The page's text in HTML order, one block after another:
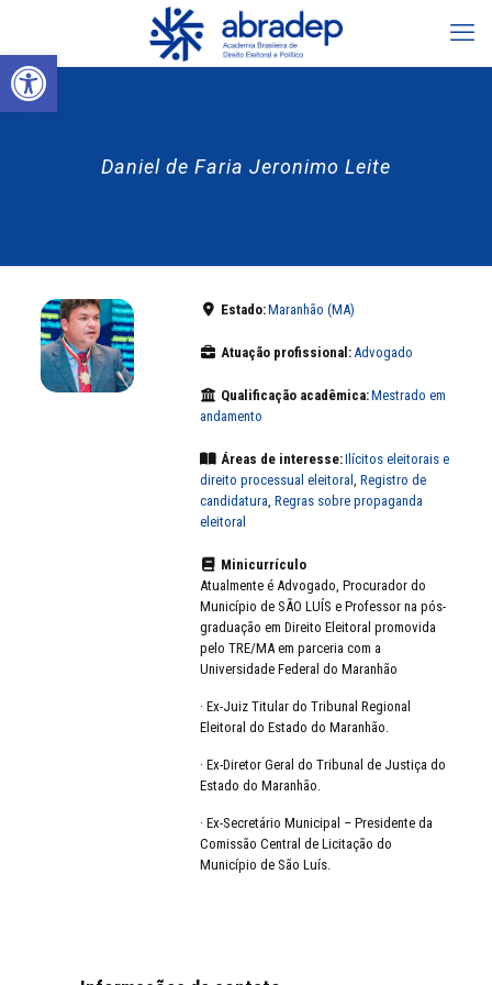
Abrir a barra de ferramentas
Daniel de Faria Jeronimo Leite
Estado:Maranhão (MA)
Atuação profissional:Advogado
Qualificação acadêmica:Mestrado em
andamento
Áreas de interesse:Ilícitos eleitorais e
direito processual eleitoral , Registro de
candidatura, Regras sobre propaganda
eleitoral
Minicurrículo
Atualmente é Advogado, Procurador do
Município de SÃO LUÍS e Professor na pós-
graduação em Direito Eleitoral promovida
pelo TRE/MA em parceria com a
Universidade Federal do Maranhão
· Ex-Juiz Titular do Tribunal Regional
Eleitoral do Estado do Maranhão.
· Ex-Diretor Geral do Tribunal de Justiça do
Estado do Maranhão.
· Ex-Secretário Municipal – Presidente da
Comissão Central de Licitação do
Município de São Luís.